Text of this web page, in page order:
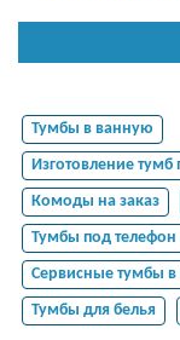
Тумбы в ванную
Изготовление
Комоды на заказ
Тумбы под
Сервисные тумбы в
Тумбы для белья